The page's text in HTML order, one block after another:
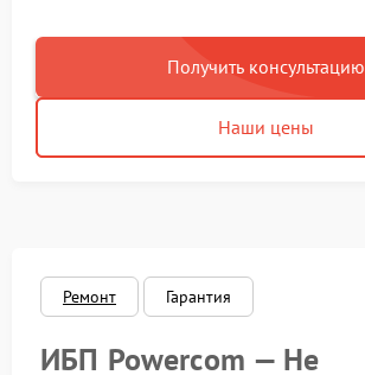
Получить консультацию
Наши цены
Ремонт Гарантия
ИБП Powercom — Не